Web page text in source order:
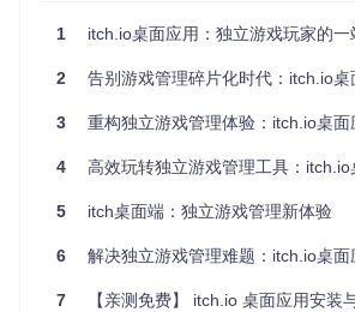
# 克隆项目仓库
cd
itch
# 安装依赖
npm install
# 启动开发模式
1 itch.io桌面应用：独立游戏玩家的
2 告别游戏管理碎片化时代：itch.io桌面应用如
3 重构独立游戏管理体验：itch.io桌面应用如何革新
4 高效玩转独立游戏管理工具：itch.io
5 itch桌面端：独立游戏管理新体验
6 解决独立游戏管理难题：itch.io桌面应用
7 【亲测免费】 itch.io 桌面应用安装